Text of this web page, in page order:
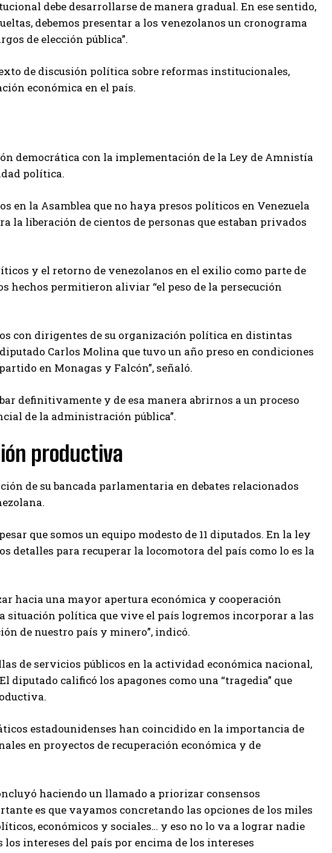
debe desarrollarse de manera gradual. En ese sentido,
debemos presentar a los venezolanos un cronograma
de elección pública”.
de discusión política sobre reformas institucionales,
económica en el país.
democrática con la implementación de la Ley de Amnistía
política.
en la Asamblea que no haya presos políticos en Venezuela
la liberación de cientos de personas que estaban privados
y el retorno de venezolanos en el exilio como parte de
hechos permitieron aliviar “el peso de la persecución
con dirigentes de su organización política en distintas
Carlos Molina que tuvo un año preso en condiciones
en Monagas y Falcón”, señaló.
definitivamente y de esa manera abrirnos a un proceso
de la administración pública”.
productiva
de su bancada parlamentaria en debates relacionados
que somos un equipo modesto de 11 diputados. En la ley
para recuperar la locomotora del país como lo es la
hacia una mayor apertura económica y cooperación
situación política que vive el país logremos incorporar a las
de nuestro país y minero”, indicó.
de servicios públicos en la actividad económica nacional,
diputado calificó los apagones como una “tragedia” que
estadounidenses han coincidido en la importancia de
en proyectos de recuperación económica y de
haciendo un llamado a priorizar consensos
es que vayamos concretando las opciones de los miles
económicos y sociales… y eso no lo va a lograr nadie
intereses del país por encima de los intereses